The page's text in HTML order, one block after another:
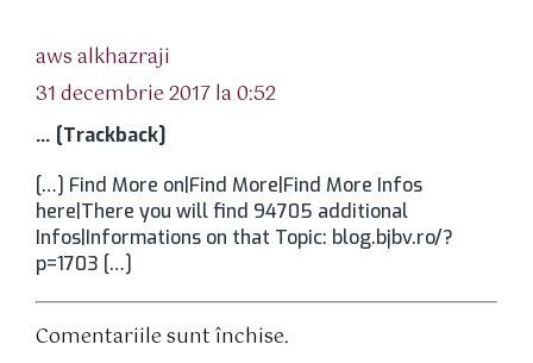
aws alkhazraji
31 decembrie 2017 la 0:52
… [Trackback]
[…] Find More on|Find More|Find More Infos
here|There you will find 94705 additional
Infos|Informations on that Topic: blog.bjbv.ro/?
p=1703 […]
Comentariile sunt închise.